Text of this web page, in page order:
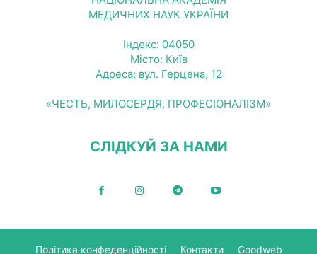
МЕДИЧНИХ НАУК УКРАЇНИ
Індекс: 04050
Місто: Київ
Адреса: вул. Герцена, 12
«ЧЕСТЬ, МИЛОСЕРДЯ, ПРОФЕСІОНАЛІЗМ»
СЛІДКУЙ ЗА НАМИ
Політика конфеденційності Контакти Goodweb